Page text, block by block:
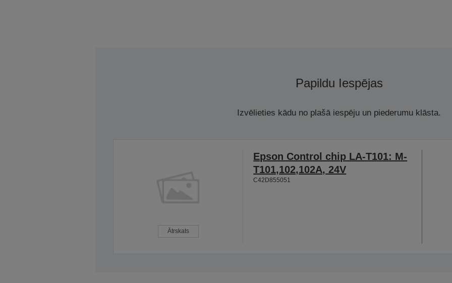
Papildu Iespējas
Izvēlieties kādu no plašā iespēju un piederumu klāsta.
Ātrskats
Epson Control chip LA-T101: M-
T101,102,102A, 24V
C42D855051